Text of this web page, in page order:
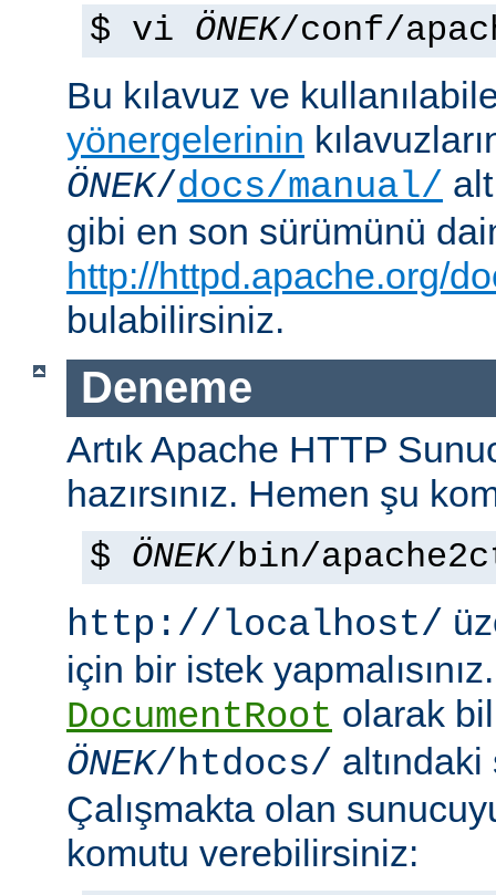
$ vi ÖNEK/conf/
Bu kılavuz ve
yönergelerinin
ÖNEK/docs/manual/
gibi en son sürümünü
http://httpd.apache.org/
bulabilirsiniz.
Deneme
Artık Apache HTTP
hazırsınız. Hemen şu
$ ÖNEK/bin/
http://localhost/
için bir istek
DocumentRoot olarak
ÖNEK/htdocs/
Çalışmakta olan
komutu verebilirsiniz: